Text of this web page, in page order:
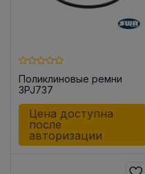
Поликлиновые ремни
3PJ737
Цена доступна
после
авторизации